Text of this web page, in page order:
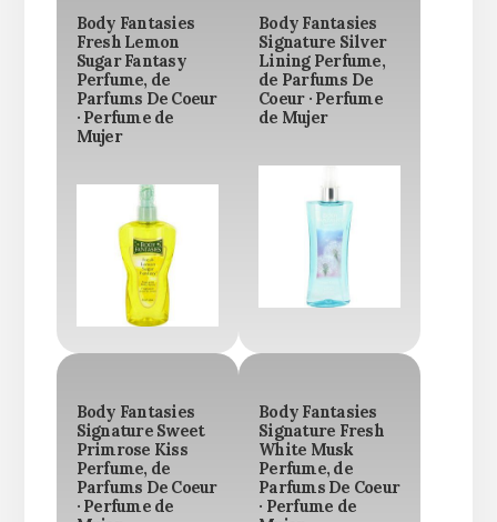
Body Fantasies
Fresh Lemon
Sugar Fantasy
Perfume, de
Parfums De Coeur
· Perfume de
Mujer
Body Fantasies
Signature Silver
Lining Perfume,
de Parfums De
Coeur · Perfume
de Mujer
Body Fantasies
Signature Sweet
Primrose Kiss
Perfume, de
Parfums De Coeur
· Perfume de
Body Fantasies
Signature Fresh
White Musk
Perfume, de
Parfums De Coeur
· Perfume de